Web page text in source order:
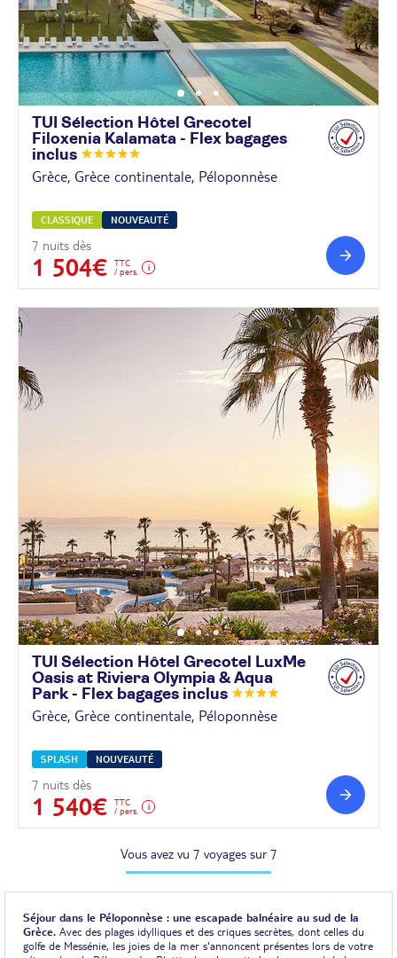
TUI Sélection Hôtel Grecotel
Filoxenia Kalamata - Flex bagages
inclus
Grèce, Grèce continentale, Péloponnèse
CLASSIQUE NOUVEAUTÉ
7 nuits dès
1 504€
TTC
/ pers.
TUI Sélection Hôtel Grecotel LuxMe
Oasis at Riviera Olympia & Aqua
Park - Flex bagages inclus
Grèce, Grèce continentale, Péloponnèse
SPLASH NOUVEAUTÉ
7 nuits dès
1 540€
TTC
/ pers.
Vous avez vu 7 voyages sur 7
Séjour dans le Péloponnèse : une escapade balnéaire au sud de la
Grèce. Avec des plages idylliques et des criques secrètes, dont celles du
golfe de Messénie, les joies de la mer s'annoncent présentes lors de votre